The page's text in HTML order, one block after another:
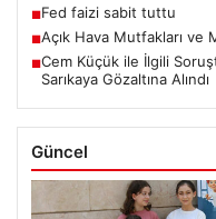
■Fed faizi sabit tuttu
■Açık Hava Mutfakları ve
■Cem Küçük ile İlgili
Sarıkaya Gözaltına Alındı
Güncel